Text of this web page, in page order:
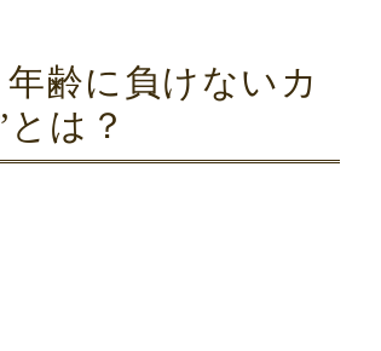
齢に負けないカ
は？